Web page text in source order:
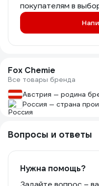
покупателям в
Fox Chemie
Все товары бренда
Австрия — родина
Россия — страна
Вопросы и ответы
Нужна помощь?